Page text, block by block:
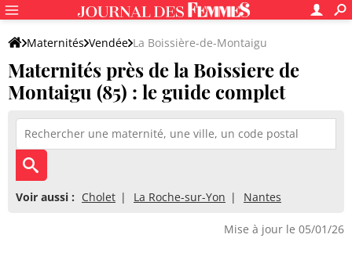
Maternités Vendée La Boissière-de-Montaigu
Maternités près de la Boissiere de
Montaigu (85) : le guide complet
Voir aussi : Cholet La Roche-sur-Yon Nantes
Mise à jour le 05/01/26